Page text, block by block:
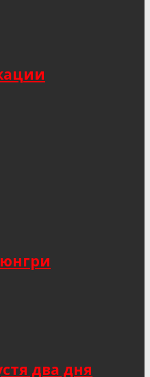
два дня